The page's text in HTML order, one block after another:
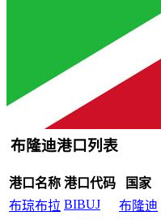
布隆迪港口列表
港口名称 港口代码
国家
布琼布拉 BIBUJ
布隆迪